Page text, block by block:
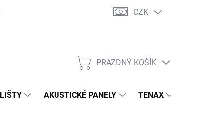
CZK
NÁKUPNÍ
PRÁZDNÝ KOŠÍK
AKUSTICKÉ PANELY TENAX